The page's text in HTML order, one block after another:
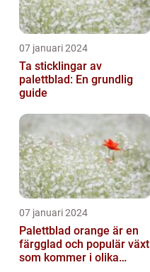
07 januari 2024
Ta sticklingar av
palettblad: En grundlig
guide
07 januari 2024
Palettblad orange är en
färgglad och populär växt
som kommer i olika